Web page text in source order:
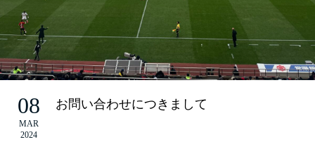
08
MAR
2024
お問い合わせにつきまして